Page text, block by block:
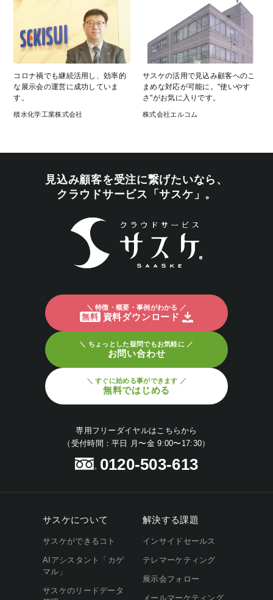
コロナ禍でも継続活用し、効率的
な展示会の運営に成功していま
す。
積水化学工業株式会社
サスケの活用で見込み顧客へのこ
まめな対応が可能に。"使いやす
さ"がお気に入りです。
株式会社エルコム
見込み顧客を受注に繋げたいなら、
クラウドサービス「サスケ」。
＼ 特徴・概要・事例がわかる ／
無料 資料ダウンロード
＼ ちょっとした疑問でもお気軽に ／
お問い合わせ
＼ すぐに始める事ができます ／
無料ではじめる
専用フリーダイヤルはこちらから
（受付時間：平日 月〜金 9:00〜17:30）
0120-503-613
サスケについて
サスケができるコト
AIアシスタント「カゲ
マル」
サスケのリードデータ
解決する課題
インサイドセールス
テレマーケティング
展示会フォロー
メールマーケティング